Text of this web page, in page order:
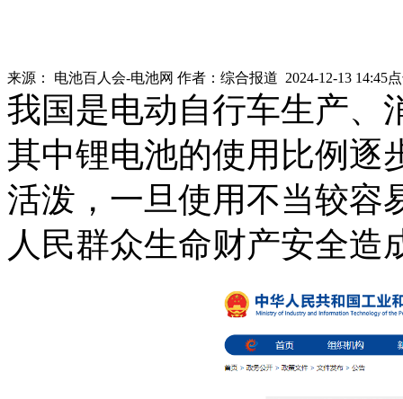
来源： 电池百人会-电池网 作者： 综合报道 2024-12-13 14:45
我国是电动自行车生产、
其中锂电池的使用比例逐
活泼，一旦使用不当较容
人民群众生命财产安全造